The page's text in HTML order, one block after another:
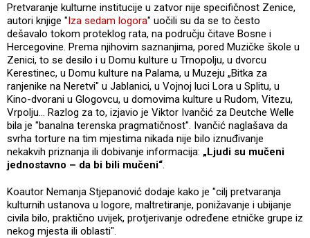
Pretvaranje kulturne institucije u zatvor nije specifičnost Zenice,
autori knjige "Iza sedam logora" uočili su da se to često
dešavalo tokom proteklog rata, na području čitave Bosne i
Hercegovine. Prema njihovim saznanjima, pored Muzičke škole u
Zenici, to se desilo i u Domu kulture u Trnopolju, u dvorcu
Kerestinec, u Domu kulture na Palama, u Muzeju „Bitka za
ranjenike na Neretvi" u Jablanici, u Vojnoj luci Lora u Splitu, u
Kino-dvorani u Glogovcu, u domovima kulture u Rudom, Vitezu,
Vrpolju... Razlog za to, izjavio je Viktor Ivančić za Deutche Welle
bila je "banalna terenska pragmatičnost". Ivančić naglašava da
svrha torture na tim mjestima nikada nije bilo iznuđivanje
nekakvih priznanja ili dobivanje informacija: „Ljudi su mučeni
jednostavno – da bi bili mučeni“.
Koautor Nemanja Stjepanović dodaje kako je "cilj pretvaranja
kulturnih ustanova u logore, maltretiranje, ponižavanje i ubijanje
civila bilo, praktično uvijek, protjerivanje određene etničke grupe iz
nekog mjesta ili oblasti".